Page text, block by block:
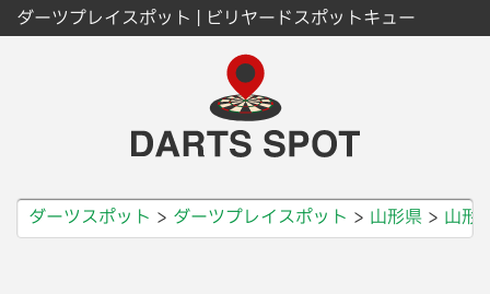
ダーツプレイスポット | ビリヤードスポットキュー
ダーツスポット ダーツプレイスポット 山形県 山形